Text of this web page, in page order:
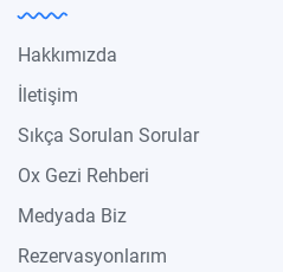
Hakkımızda
İletişim
Sıkça Sorulan Sorular
Ox Gezi Rehberi
Medyada Biz
Rezervasyonlarım